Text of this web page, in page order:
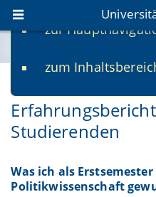
zur
zum
www.uni-
univis.uni-
Studierenden
Was ich als
Politikwissenschaft